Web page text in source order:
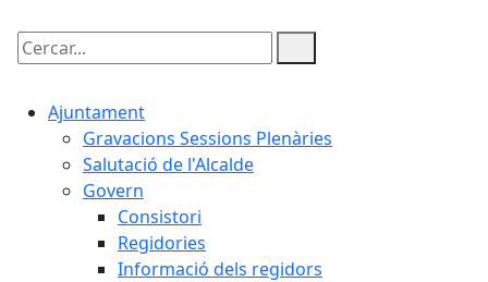
Cercar:
Ajuntament
Gravacions Sessions Plenàries
Salutació de l'Alcalde
Govern
Consistori
Regidories
Informació dels regidors